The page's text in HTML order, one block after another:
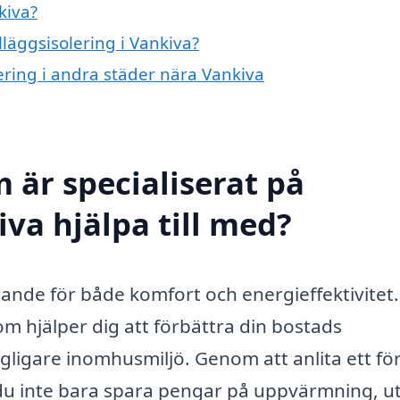
i Vankiva?
i andra städer nära Vankiva
är specialiserat på
hjälpa till med?
för både komfort och energieffektivitet.
hjälper dig att förbättra din bostads
inomhusmiljö. Genom att anlita ett
inte bara spara pengar på uppvärmning,